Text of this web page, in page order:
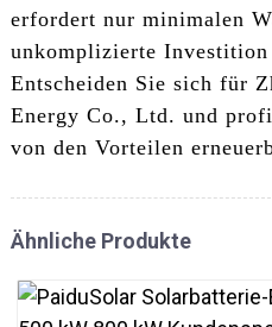
erfordert nur minimalen
unkomplizierte
Entscheiden Sie sich für
Energy Co., Ltd. und
von den Vorteilen
Ähnliche Produkte